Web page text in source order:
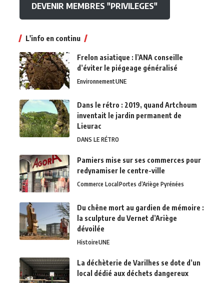
DEVENIR MEMBRES "PRIVILEGES"
L'info en continu
Frelon asiatique : l’ANA conseille
d’éviter le piégeage généralisé
EnvironnementUNE
Dans le rétro : 2019, quand Artchoum
inventait le jardin permanent de
Lieurac
DANS LE RÉTRO
Pamiers mise sur ses commerces pour
redynamiser le centre-ville
Commerce LocalPortes d’Ariège Pyrénées
Du chêne mort au gardien de mémoire :
la sculpture du Vernet d’Ariège
dévoilée
HistoireUNE
La déchèterie de Varilhes se dote d’un
local dédié aux déchets dangereux